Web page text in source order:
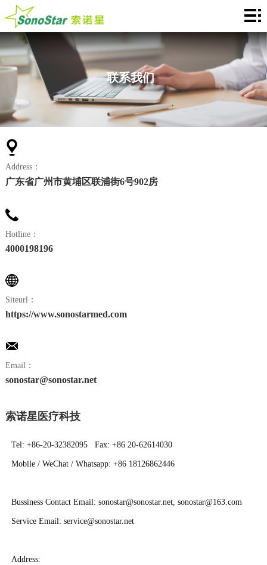
Home
关
于
们
新
中
心
品
介
绍
应
用
中
服
务
持
合
加
系
们
Languages
联系我们
Address：
广东省广州市黄埔区联浦街6号902房
Hotline：
4000198196
Siteurl：
https://www.sonostarmed.com
Email：
sonostar@sonostar.net
索诺星医疗科技
Tel: +86-20-32382095 Fax: +86 20-62614030
Mobile / WeChat / Whatsapp: +86 18126862446
Bussiness Contact Email: sonostar@sonostar.net, sonostar@163.com
Service Email: service@sonostar.net
Address: